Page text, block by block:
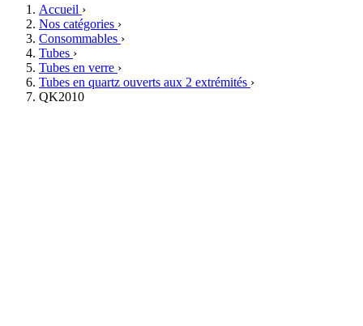
Accueil ›
Nos catégories ›
Consommables ›
Tubes ›
Tubes en verre ›
Tubes en quartz ouverts aux 2 extrémités ›
QK2010